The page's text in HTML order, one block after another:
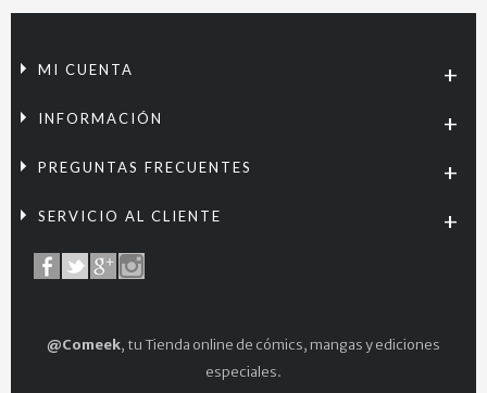
MI CUENTA
INFORMACIÓN
PREGUNTAS FRECUENTES
SERVICIO AL CLIENTE
@Comeek, tu Tienda online de cómics, mangas y ediciones
especiales.